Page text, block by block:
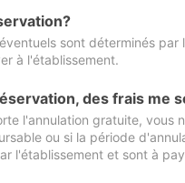
sont déterminés
à l'établissement.
des frais me
l'annulation gratuite, vous
ou si la période
l'établissement et sont à